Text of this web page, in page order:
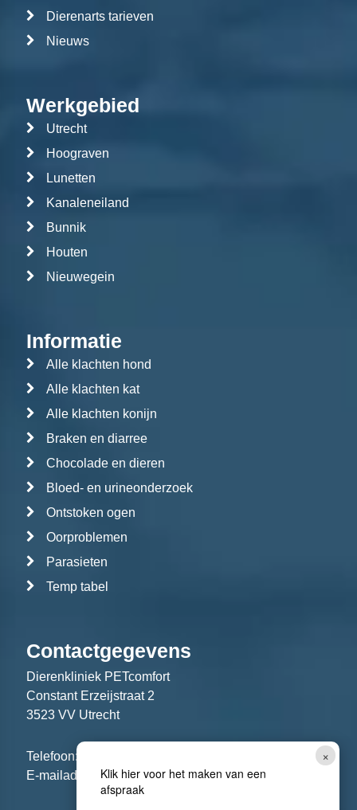
Dierenarts tarieven
Nieuws
Werkgebied
Utrecht
Hoograven
Lunetten
Kanaleneiland
Bunnik
Houten
Nieuwegein
Informatie
Alle klachten hond
Alle klachten kat
Alle klachten konijn
Braken en diarree
Chocolade en dieren
Bloed- en urineonderzoek
Ontstoken ogen
Oorproblemen
Parasieten
Temp tabel
Contactgegevens
Dierenkliniek PETcomfort
Constant Erzeijstraat 2
3523 VV Utrecht
Telefoon:
E-mailadres: info@petcomfort.nl
×
Klik hier voor het maken van een
afspraak